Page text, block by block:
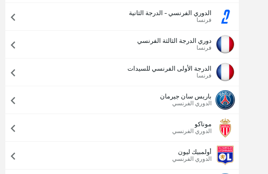
الدوري الفرنسي - الدرجة الثانية
فرنسا
دوري الدرجة الثالثة الفرنسي
فرنسا
الدرجة الأولى الفرنسي للسيدات
فرنسا
باريس سان جيرمان
الدوري الفرنسي
موناكو
الدوري الفرنسي
أولمبيك ليون
الدوري الفرنسي